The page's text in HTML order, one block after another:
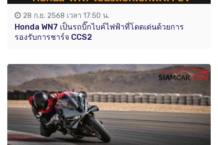
28 ก.ย. 2568 เวลา 17:50 น.
Honda WN7 เป็นรถบิ๊กไบค์ไฟฟ้าที่โดดเด่นด้วยการ
รองรับการชาร์จ CCS2